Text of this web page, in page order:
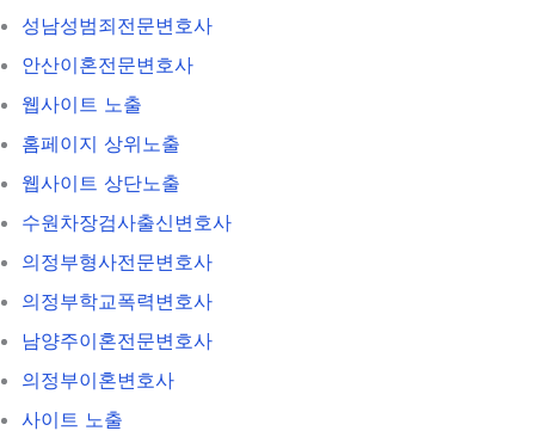
성남성범죄전문변호사
안산이혼전문변호사
웹사이트 노출
홈페이지 상위노출
웹사이트 상단노출
수원차장검사출신변호사
의정부형사전문변호사
의정부학교폭력변호사
남양주이혼전문변호사
의정부이혼변호사
사이트 노출